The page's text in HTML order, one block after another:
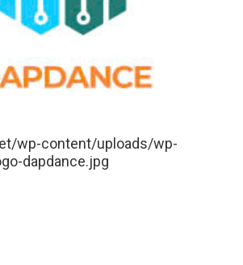
wp-content/uploads/wp-
dapdance.jpg